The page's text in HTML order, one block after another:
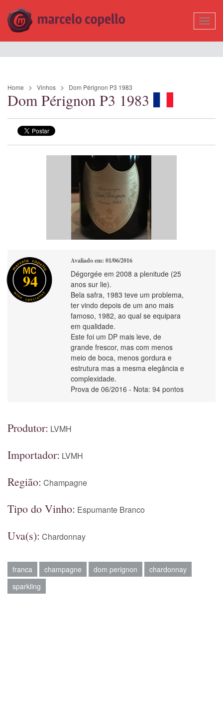
Home Vinhos Dom Pérignon P3 1983
Dom Pérignon P3 1983
94
Avaliado em: 01/06/2016
Dégorgée em 2008 a plenitude (25
anos sur lie).
Bela safra, 1983 teve um problema,
ter vindo depois de um ano mais
famoso, 1982, ao qual se equipara
em qualidade.
Este foi um DP mais leve, de
grande frescor, mas com menos
meio de boca, menos gordura e
estrutura mas a mesma elegância e
complexidade.
Prova de 06/2016 - Nota: 94 pontos
Produtor: LVMH
Importador: LVMH
Região: Champagne
Tipo do Vinho: Espumante Branco
Uva(s): Chardonnay
franca champagne dom perignon
chardonnay
sparkling